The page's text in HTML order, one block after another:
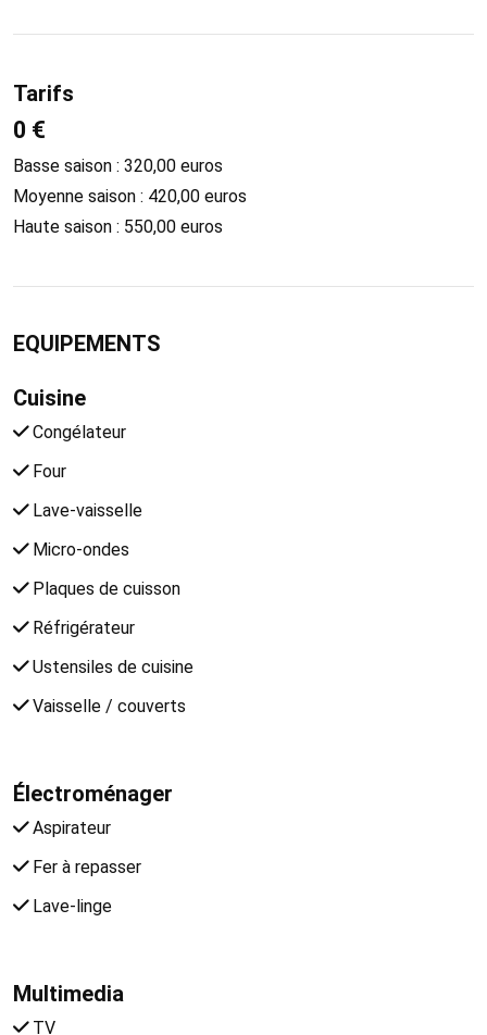
Tarifs
0 €
Basse saison : 320,00 euros
Moyenne saison : 420,00 euros
Haute saison : 550,00 euros
EQUIPEMENTS
Cuisine
Congélateur
Four
Lave-vaisselle
Micro-ondes
Plaques de cuisson
Réfrigérateur
Ustensiles de cuisine
Vaisselle / couverts
Électroménager
Aspirateur
Fer à repasser
Lave-linge
Multimedia
TV